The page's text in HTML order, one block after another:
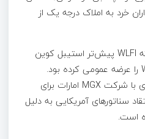
خرد به املاک درجه یک از
این طرح در حالی رخ می‌دهد که WLFI پیش‌تر استیبل کوین
USD1 را راه‌اندازی و توکن WLFI را عرضه عمومی کرده بود.
همچنین، توافق ۲ میلیارد دلاری با شرکت MGX امارات برای
سناتورهای آمریکایی به دلیل
است.